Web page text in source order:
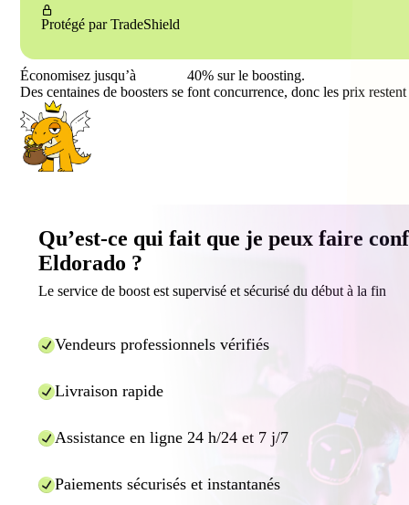
Protégé parTradeShield
Économisez jusqu’à 40% sur le boosting.
Des centaines de boosters se font concurrence, donc les prix restent
Qu’est-ce qui fait que je peux faire
Eldorado ?
Le service de boost est supervisé et sécurisé du début à la fin
Vendeurs professionnels vérifiés
Livraison rapide
Assistance en ligne 24 h/24 et 7 j/7
Paiements sécurisés et instantanés